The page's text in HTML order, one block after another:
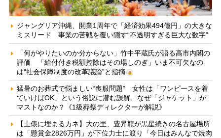
ジャングリア沖縄、開業1周年で「経済効果494億円」の大きな
ミスリード 事業の苦戦を覆い隠す“不透明すぎる巨大な数字”
「何がやりたいのか分からない」竹中平蔵氏が語る高市内閣の
評価 「給付付き税額控除はその場しのぎ」いま不可欠なの
は“社会保障制度の改革議論”と指摘
猛暑のお葬式で悩ましい“喪服問題” 女性は「ワンピースを着
ていけばOK」という俗説に潜む誤解、なぜ「ジャケット」が
マストなのか？《1級葬祭ディレクターが解説》
【土俵に埋まるカネ】大の里、豊昇龍が黒星続きの名古屋場所
は「懸賞金2826万円」が下位力士に渡り「今日はみんなで焼肉